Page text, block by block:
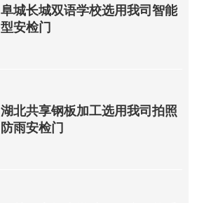
阜城长城双语学校选用我司智能
型安检门
湖北共享钢板加工选用我司拍照
防雨安检门